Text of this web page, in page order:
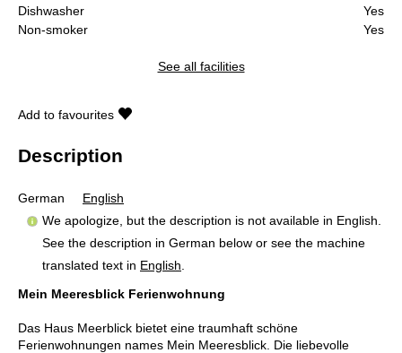
Dishwasher
Yes
Non-smoker
Yes
See all facilities
Add to favourites
Description
German
English
We apologize, but the description is not available in English.
See the description in German below or see the machine
translated text in English
Mein Meeresblick Ferienwohnung
Das Haus Meerblick bietet eine traumhaft schöne
Ferienwohnungen names Mein Meeresblick. Die liebevolle